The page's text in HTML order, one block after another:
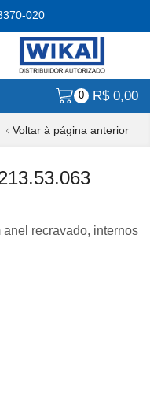
020
0 R$0,00
Voltar à página anterior
recravado, internos